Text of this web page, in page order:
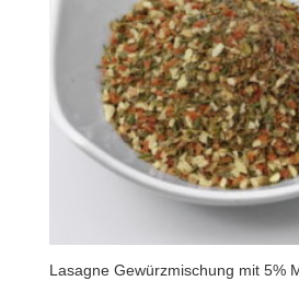
Lasagne Gewürzmischung mit 5%